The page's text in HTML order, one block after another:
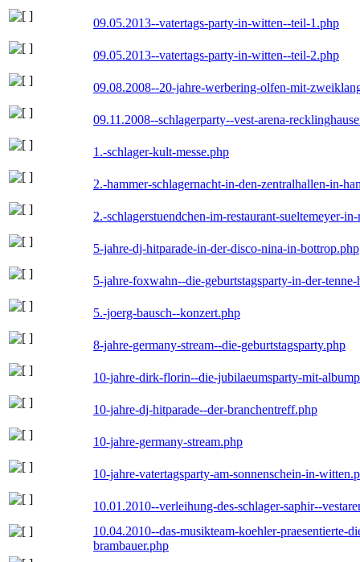
09.05.2013--vatertags-party-in-witten--teil-1.php
09.05.2013--vatertags-party-in-witten--teil-2.php
09.08.2008--20-jahre-werbering-olfen-mit-
09.11.2008--schlagerparty--vest-arena-
1.-schlager-kult-messe.php
2.-hammer-schlagernacht-in-den-zentralhallen-in-
2.-schlagerstuendchen-im-restaurant-sueltemeyer-
5-jahre-dj-hitparade-in-der-disco-nina-in-bottrop.php
5-jahre-foxwahn--die-geburtstagsparty-in-der-tenne-
5.-joerg-bausch--konzert.php
8-jahre-germany-stream--die-geburtstagsparty.php
10-jahre-dirk-florin--die-jubilaeumsparty-mit-
10-jahre-dj-hitparade--der-branchentreff.php
10-jahre-germany-stream.php
10-jahre-vatertagsparty-am-sonnenschein-in-
10.01.2010--verleihung-des-schlager-saphir--
10.04.2010--das-musikteam-koehler-praesentierte-
brambauer.php